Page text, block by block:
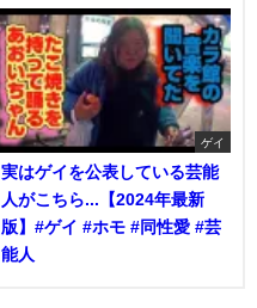
ゲイ
実はゲイを公表している芸能
人がこちら...【2024年最新
版】#ゲイ #ホモ #同性愛 #芸
能人